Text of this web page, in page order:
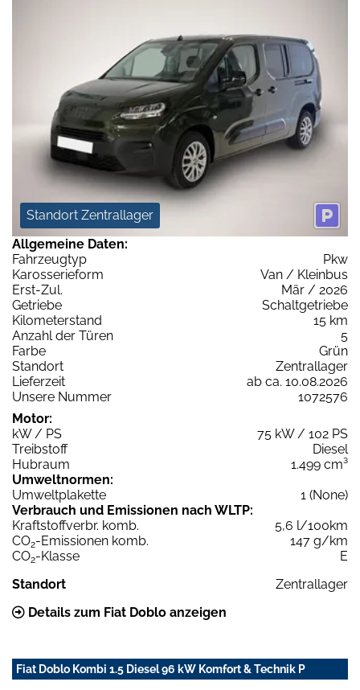
Standort Zentrallager
Allgemeine Daten:
Fahrzeugtyp
Pkw
Karosserieform
Van / Kleinbus
Erst-Zul.
Mär / 2026
Getriebe
Schaltgetriebe
Kilometerstand
15 km
Anzahl der Türen
5
Farbe
Grün
Standort
Zentrallager
Lieferzeit
ab ca. 10.08.2026
Unsere Nummer
1072576
Motor:
kW / PS
75 kW / 102 PS
Treibstoff
Diesel
Hubraum
1.499 cm³
Umweltnormen:
Umweltplakette
1 (None)
Verbrauch und Emissionen nach WLTP:
Kraftstoffverbr. komb.
5,6 l/100km
CO2-Emissionen komb.
147 g/km
CO2-Klasse
E
Standort
Zentrallager
Details zum Fiat Doblo anzeigen
Fiat Doblo Kombi 1.5 Diesel 96 kW Komfort & Technik P